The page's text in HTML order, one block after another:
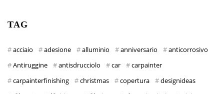
TAG
acciaio adesione alluminio anniversario
anticorrosivo
Antiruggine
antisdrucciolo car
carpainter
carpainterfinishing
christmas copertura
designideas